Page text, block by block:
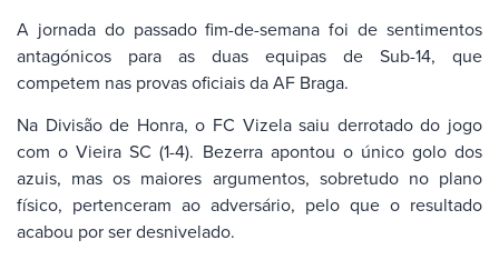
A jornada do passado fim-de-semana foi de sentimentos
antagónicos para as duas equipas de Sub-14, que
competem nas provas oficiais da AF Braga.
Na Divisão de Honra, o FC Vizela saiu derrotado do jogo
com o Vieira SC (1-4). Bezerra apontou o único golo dos
azuis, mas os maiores argumentos, sobretudo no plano
físico, pertenceram ao adversário, pelo que o resultado
acabou por ser desnivelado.